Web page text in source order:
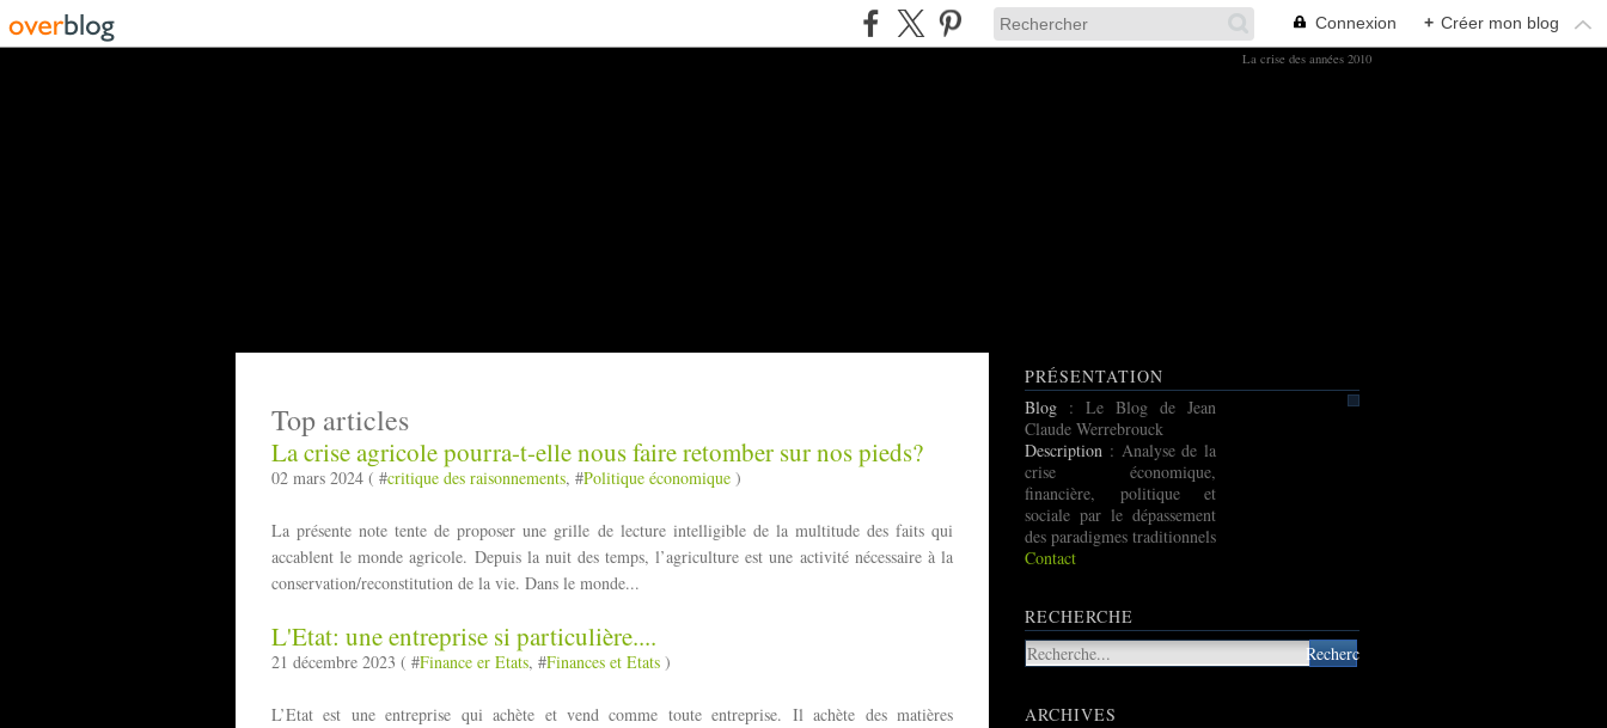
Connexion + Créer mon blog
La crise des années 2010
Top articles
La crise agricole pourra-t-elle nous faire retomber sur nos pieds?
02 mars 2024 ( #critique des raisonnements, #Politique économique )
La présente note tente de proposer une grille de lecture intelligible de la multitude des faits qui
accablent le monde agricole. Depuis la nuit des temps, l’agriculture est une activité nécessaire à la
conservation/reconstitution de la vie. Dans le monde...
L'Etat: une entreprise si particulière....
21 décembre 2023 ( #Finance er Etats, #Finances et Etats )
L’Etat est une entreprise qui achète et vend comme toute entreprise. Il achète des matières
PRÉSENTATION
Blog : Le Blog de Jean
Claude Werrebrouck
Description : Analyse de la
crise économique,
financière, politique et
sociale par le dépassement
des paradigmes traditionnels
Contact
RECHERCHE
ARCHIVES